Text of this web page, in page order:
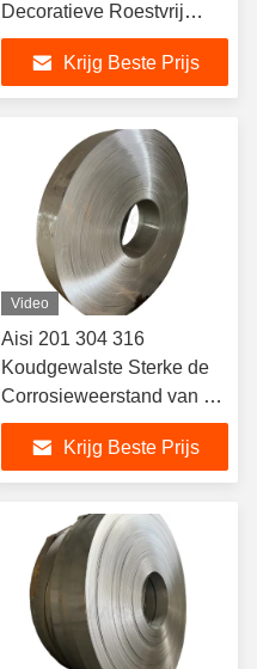
Decoratieve Roestvrij
staalstroken
Krijg Beste Prijs
Video
Aisi 201 304 316
Koudgewalste Sterke de
Corrosieweerstand van de
Roestvrij staalstrook
Krijg Beste Prijs